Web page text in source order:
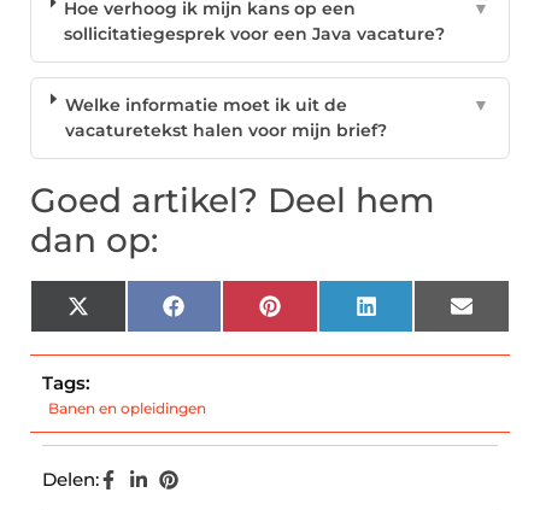
Hoe verhoog ik mijn kans op een
sollicitatiegesprek voor een Java vacature?
▼
Welke informatie moet ik uit de
vacaturetekst halen voor mijn brief?
▼
Goed artikel? Deel hem
dan op:
X
(Twitter)
Facebook Pinterest LinkedIn Email
Tags:
Banen en opleidingen
Delen: